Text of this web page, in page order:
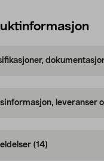
leveranser
(14)